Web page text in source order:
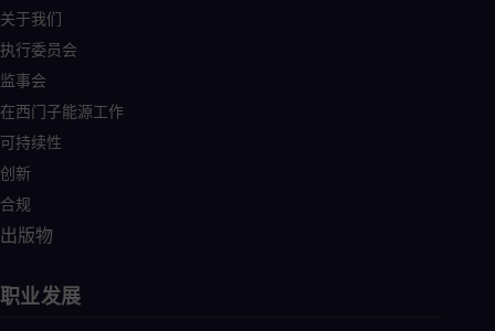
关于我们
执行委员会
监事会
在西门子能源工作
可持续性
创新
合规
出版物
职业发展